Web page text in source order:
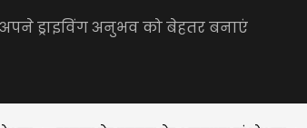
ड्राइविंग अनुभव को बेहतर बनाएं